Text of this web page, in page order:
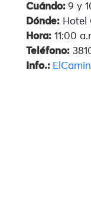
Cuándo: 9 y
Dónde: Hotel
Hora: 11:00
Teléfono:
Info.: